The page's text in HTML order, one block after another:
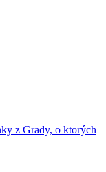
z Grady, o ktorých